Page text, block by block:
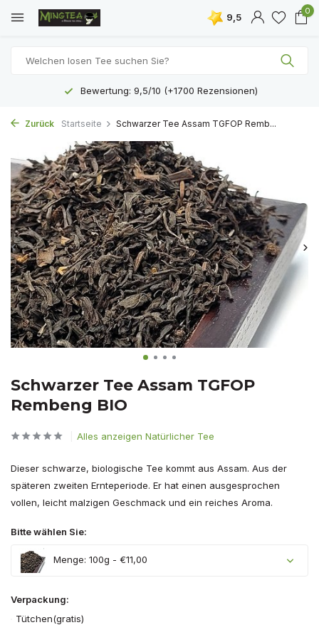
9,5
0
Bewertung: 9,5/10 (+1700 Rezensionen)
Zurück Startseite Schwarzer Tee Assam TGFOP Remb...
Schwarzer Tee Assam TGFOP
Rembeng BIO
Alles anzeigen Natürlicher Tee
Dieser schwarze, biologische Tee kommt aus Assam. Aus der
späteren zweiten Ernteperiode. Er hat einen ausgesprochen
vollen, leicht malzigen Geschmack und ein reiches Aroma.
Bitte wählen Sie:
Menge: 100g - €11,00
Verpackung:
Tütchen(gratis)